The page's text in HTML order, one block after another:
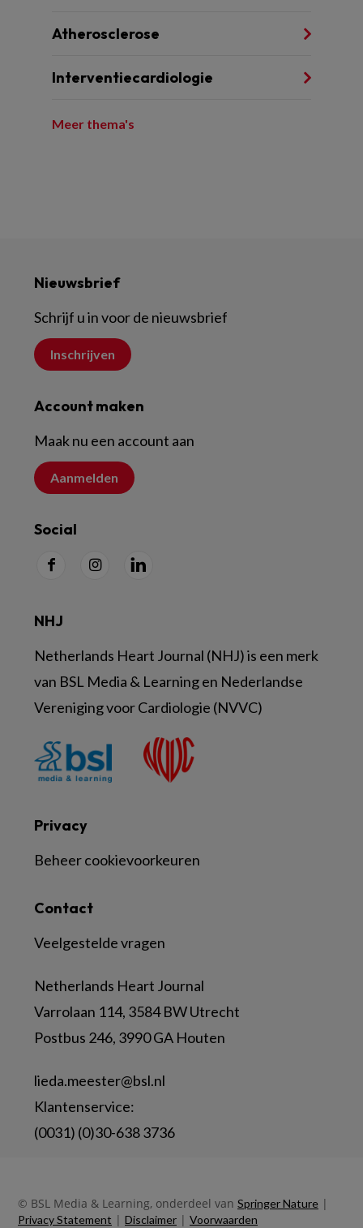
Atherosclerose
Interventiecardiologie
Meer thema's
Nieuwsbrief
Schrijf u in voor de nieuwsbrief
Inschrijven
Account maken
Maak nu een account aan
Aanmelden
Social
Contact
Veelgestelde vragen
Netherlands Heart Journal
Varrolaan 114, 3584 BW Utrecht
Postbus 246, 3990 GA Houten
lieda.meester@bsl.nl
Klantenservice:
(0031) (0)30-638 3736
Privacy
Beheer cookievoorkeuren
NHJ
Netherlands Heart Journal (NHJ) is een merk
van BSL Media & Learning en Nederlandse
Vereniging voor Cardiologie (NVVC)
© BSL Media & Learning, onderdeel van Springer Nature |
Privacy Statement | Disclaimer | Voorwaarden